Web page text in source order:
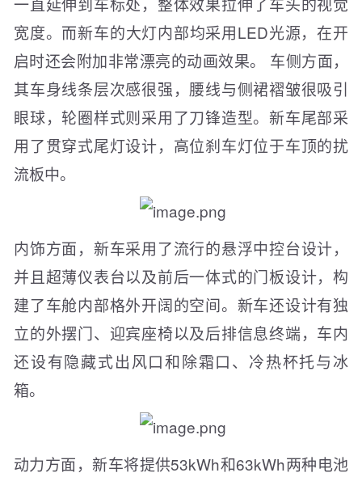
宽度。而新车的大灯内部均采用LED光源，在开
启时还会附加非常漂亮的动画效果。 车侧方面，
其车身线条层次感很强，腰线与侧裙褶皱很吸引
眼球，轮圈样式则采用了刀锋造型。新车尾部采
用了贯穿式尾灯设计，高位刹车灯位于车顶的扰
流板中。
内饰方面，新车采用了流行的悬浮中控台设计，
并且超薄仪表台以及前后一体式的门板设计，构
建了车舱内部格外开阔的空间。新车还设计有独
立的外摆门、迎宾座椅以及后排信息终端，车内
还设有隐藏式出风口和除霜口、冷热杯托与冰
箱。
动力方面，新车将提供53kWh和63kWh两种电池